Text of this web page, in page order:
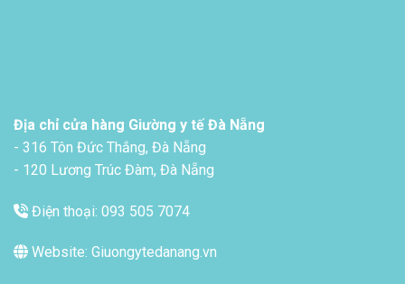
Địa chỉ cửa hàng Giường y tế Đà Nẵng
- 316 Tôn Đức Thắng, Đà Nẵng
- 120 Lương Trúc Đàm, Đà Nẵng
Điện thoại: 093 505 7074
Website: Giuongytedanang.vn